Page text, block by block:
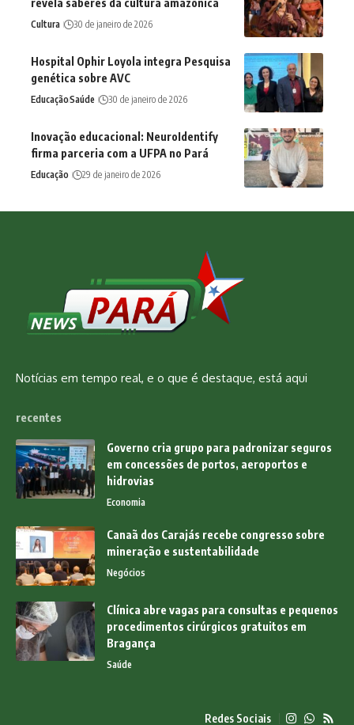
revela saberes da cultura amazônica
Cultura 30 de janeiro de 2026
Hospital Ophir Loyola integra Pesquisa
genética sobre AVC
EducaçãoSaúde 30 de janeiro de 2026
Inovação educacional: NeuroIdentify
firma parceria com a UFPA no Pará
Educação 29 de janeiro de 2026
Notícias em tempo real, e o que é destaque, está aqui
recentes
Governo cria grupo para padronizar seguros
em concessões de portos, aeroportos e
hidrovias
Economia
Canaã dos Carajás recebe congresso sobre
mineração e sustentabilidade
Negócios
Clínica abre vagas para consultas e pequenos
procedimentos cirúrgicos gratuitos em
Bragança
Saúde
Redes Sociais